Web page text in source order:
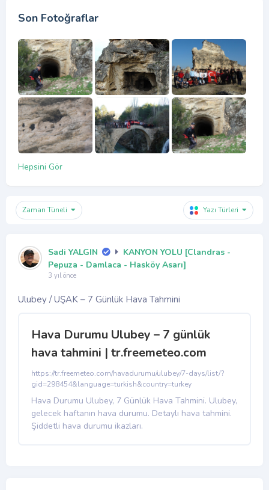
Son Fotoğraflar
Hepsini Gör
Zaman Tüneli Yazı Türleri
Sadi YALGIN
KANYON YOLU [Clandras -
Pepuza - Damlaca - Hasköy Asarı]
3 yıl önce
Ulubey / UŞAK – 7 Günlük Hava Tahmini
Hava Durumu Ulubey – 7 günlük
hava tahmini | tr.freemeteo.com
https://tr.freemeteo.com/havadurumu/ulubey/7-days/list/?
gid=298454&language=turkish&country=turkey
Hava Durumu Ulubey, 7 Günlük Hava Tahmini. Ulubey,
gelecek haftanın hava durumu. Detaylı hava tahmini.
Şiddetli hava durumu ikazları.